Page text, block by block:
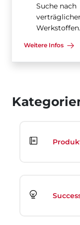
Suche nach
Werkstoffen.
Weitere Infos